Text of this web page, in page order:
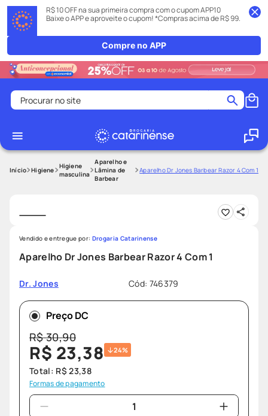
R$ 10 OFF na sua primeira compra com o cupom APP10
Baixe o APP e aproveite o cupom! *Compras acima de R$ 99.
Compre no APP
Procurar no site
1
medley
5º
shampoo
6º
tadalafila
7º
lenço umedecido
º protetor solar
Higiene
Higiene
masculina
Aparelho e
Lâmina de
Barbear
Aparelho Dr Jones Barbear Razor 4 Com 1
Aparelho Dr Jones Barbear Razor 4 Com 1
Dr. Jones Cód: 746379
Vendido e entregue por: Drogaria Catarinense
Preço DC
R$30,90
R$ 23,38 24%
Total: R$ 23,38
Formas de pagamento